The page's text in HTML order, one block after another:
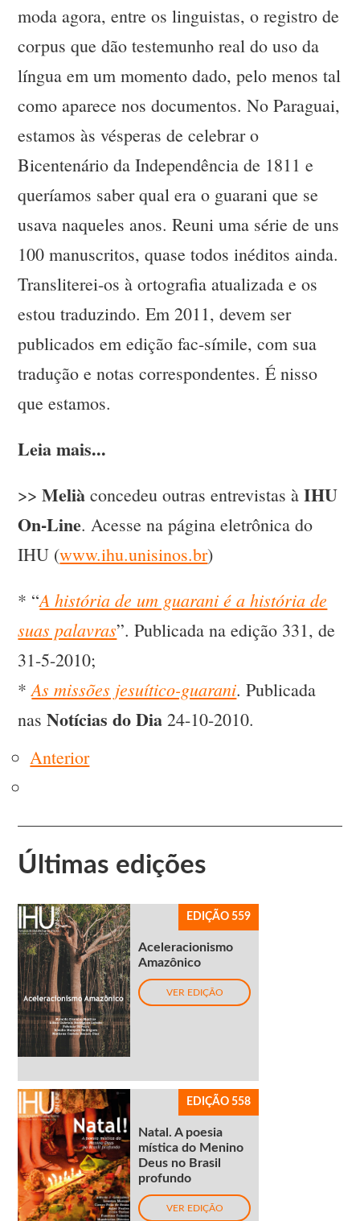
moda agora, entre os linguistas, o registro de
corpus que dão testemunho real do uso da
língua em um momento dado, pelo menos tal
como aparece nos documentos. No Paraguai,
estamos às vésperas de celebrar o
Bicentenário da Independência de 1811 e
queríamos saber qual era o guarani que se
usava naqueles anos. Reuni uma série de uns
100 manuscritos, quase todos inéditos ainda.
Transliterei-os à ortografia atualizada e os
estou traduzindo. Em 2011, devem ser
publicados em edição fac-símile, com sua
tradução e notas correspondentes. É nisso
que estamos.
Leia mais...
>>Melià concedeu outras entrevistas àIHU
On-Line. Acesse na página eletrônica do
IHU (www.ihu.unisinos.br)
* “A história de um guarani é a história de
suas palavras”. Publicada na edição 331, de
31-5-2010;
*As missões jesuítico-guarani. Publicada
nasNotícias do Dia 24-10-2010.
Anterior
Últimas edições
EDIÇÃO 559
Aceleracionismo
Amazônico
VER EDIÇÃO
EDIÇÃO 558
Natal. A poesia
mística do Menino
Deus no Brasil
profundo
VER EDIÇÃO